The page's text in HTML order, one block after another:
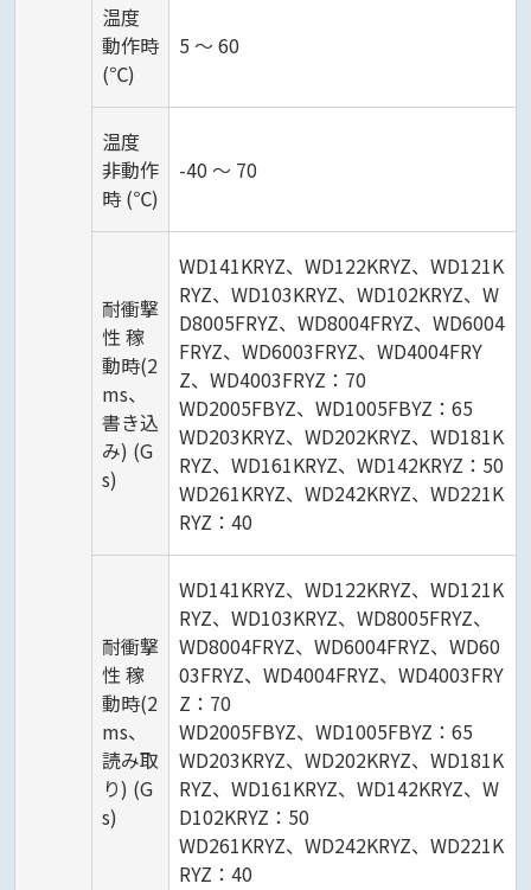
温度
動作時
(℃)
5 ～ 60
温度
非動作
時 (℃)
-40 ～ 70
耐衝撃
性 稼
動時(2
ms、
書き込
み) (G
s)
WD141KRYZ、WD122KRYZ、WD121K
RYZ、WD103KRYZ、WD102KRYZ、W
D8005FRYZ、WD8004FRYZ、WD6004
FRYZ、WD6003FRYZ、WD4004FRY
Z、WD4003FRYZ：70
WD2005FBYZ、WD1005FBYZ：65
WD203KRYZ、WD202KRYZ、WD181K
RYZ、WD161KRYZ、WD142KRYZ：50
WD261KRYZ、WD242KRYZ、WD221K
RYZ：40
耐衝撃
性 稼
動時(2
ms、
読み取
り) (G
s)
WD141KRYZ、WD122KRYZ、WD121K
RYZ、WD103KRYZ、WD8005FRYZ、
WD8004FRYZ、WD6004FRYZ、WD60
03FRYZ、WD4004FRYZ、WD4003FRY
Z：70
WD2005FBYZ、WD1005FBYZ：65
WD203KRYZ、WD202KRYZ、WD181K
RYZ、WD161KRYZ、WD142KRYZ、W
D102KRYZ：50
WD261KRYZ、WD242KRYZ、WD221K
RYZ：40